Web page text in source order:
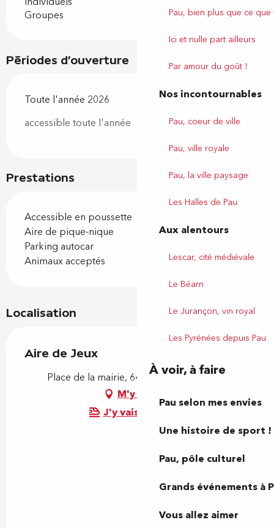
Pau, bien plus que ce
Ici et nulle part ailleurs
Par amour du goût !
Nos incontournables
Pau, coeur de ville
Pau, ville royale
Pau, la ville paysage
Les Halles de Pau
Aux alentours
Lescar, cité médiévale
Le Béarn
Le Jurançon, vin royal
Les Pyrénées depuis Pau
À voir, à faire
Pau selon mes envies
Une histoire de sport !
Pau, pôle culturel
Grands événements à
Vous allez aimer
Prestations
Accessible en poussette
Aire de pique-nique
Parking autocar
Animaux acceptés
Groupes
Périodes d'ouverture
Toute l'année 2026
accessible toute l'année
Localisation
Aire de Jeux
Place de la mairie, 64230 Poey-de-Lescar
M'y rendre
J'y vais en train !